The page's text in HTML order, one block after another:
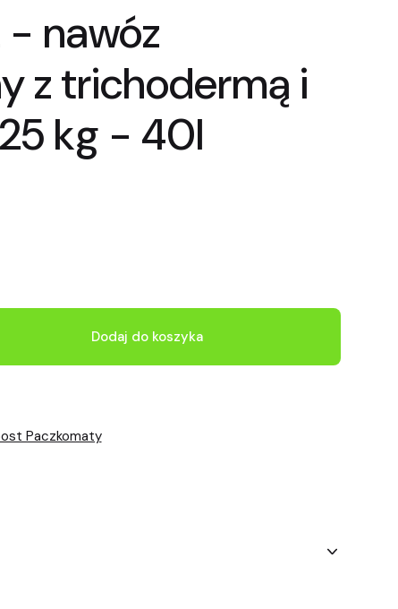
- nawóz
z trichodermą i
kg - 40l
Dodaj do koszyka
Paczkomaty